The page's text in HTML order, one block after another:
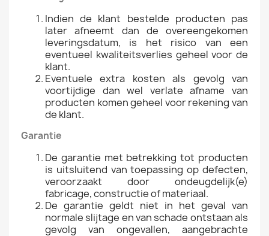
Indien de klant bestelde producten pas
later afneemt dan de overeengekomen
leveringsdatum, is het risico van een
eventueel kwaliteitsverlies geheel voor de
klant.
Eventuele extra kosten als gevolg van
voortijdige dan wel verlate afname van
producten komen geheel voor rekening van
de klant.
Garantie
De garantie met betrekking tot producten
is uitsluitend van toepassing op defecten,
veroorzaakt door ondeugdelijk(e)
fabricage, constructie of materiaal.
De garantie geldt niet in het geval van
normale slijtage en van schade ontstaan als
gevolg van ongevallen, aangebrachte